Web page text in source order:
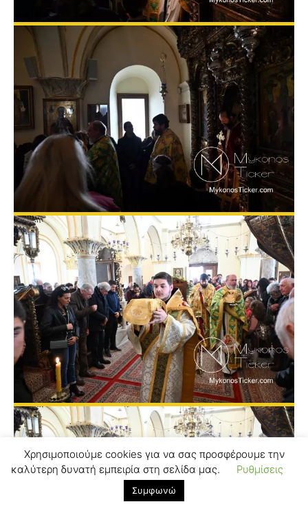
Χρησιμοποιούμε cookies για να σας προσφέρουμε την
καλύτερη δυνατή εμπειρία στη σελίδα μας.
Ρυθμίσεις
Συμφωνώ